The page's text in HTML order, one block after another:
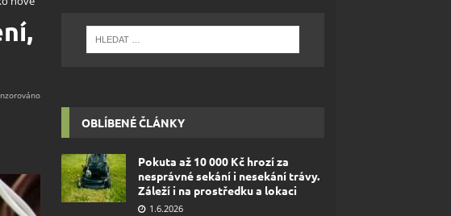
OBLÍBENÉ ČLÁNKY
Pokuta až 10 000 Kč hrozí za
nesprávné sekání i nesekání trávy.
Záleží i na prostředku a lokaci
1.6.2026